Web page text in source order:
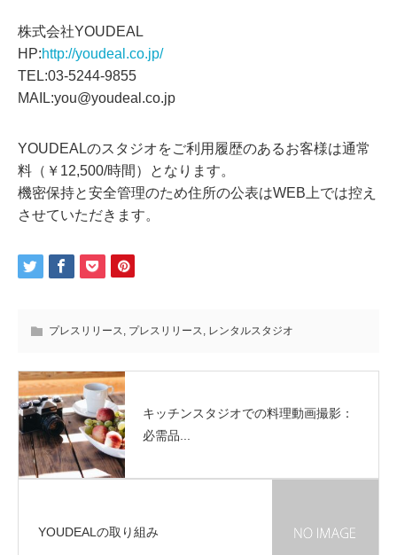
株式会社YOUDEAL
HP:http://youdeal.co.jp/
TEL:03-5244-9855
MAIL:you@youdeal.co.jp
YOUDEALのスタジオをご利用履歴のあるお客様は通常
料（￥12,500/時間）となります。
機密保持と安全管理のため住所の公表はWEB上では控え
させていただきます。
プレスリリース, プレスリリース, レンタルスタジオ
キッチンスタジオでの料理動画撮影：
必需品...
YOUDEALの取り組み